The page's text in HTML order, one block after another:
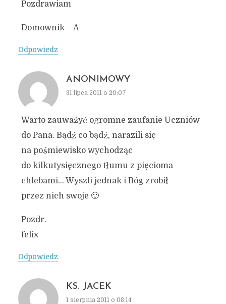
Pozdrawiam
Domownik – A
Odpowiedz
ANONIMOWY
31 lipca 2011 o 20:07
Warto zauważyć ogromne zaufanie Uczniów
do Pana. Bądź co bądź, narazili się
na pośmiewisko wychodząc
do kilkutysięcznego tłumu z pięcioma
chlebami… Wyszli jednak i Bóg zrobił
przez nich swoje 🙂
Pozdr.
felix
Odpowiedz
KS. JACEK
1 sierpnia 2011 o 08:14